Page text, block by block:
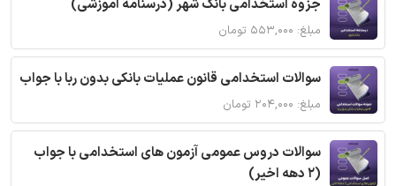
جزوه استخدامی بانک شهر (درسنامه آموزشی)
مبلغ: ۵۵۳,۰۰۰ تومان
سوالات استخدامی قانون عملیات بانکی بدون ربا با جواب
مبلغ: ۲۰۴,۰۰۰ تومان
سوالات دروس عمومی آزمون های استخدامی با جواب
(2 دهه اخیر)